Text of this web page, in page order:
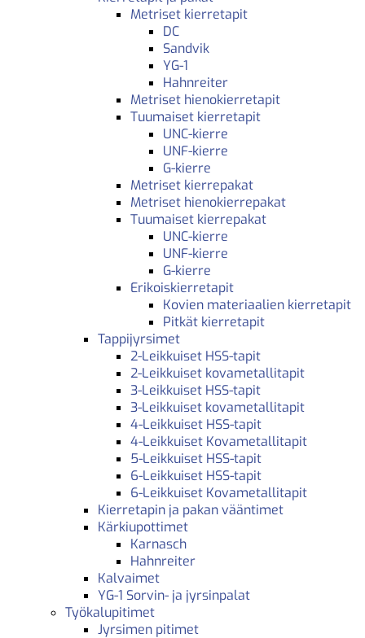
Metriset kierretapit
DC
Sandvik
YG-1
Hahnreiter
Metriset hienokierretapit
Tuumaiset kierretapit
UNC-kierre
UNF-kierre
G-kierre
Metriset kierrepakat
Metriset hienokierrepakat
Tuumaiset kierrepakat
UNC-kierre
UNF-kierre
G-kierre
Erikoiskierretapit
Kovien materiaalien kierretapit
Pitkät kierretapit
Tappijyrsimet
2-Leikkuiset HSS-tapit
2-Leikkuiset kovametallitapit
3-Leikkuiset HSS-tapit
3-Leikkuiset kovametallitapit
4-Leikkuiset HSS-tapit
4-Leikkuiset Kovametallitapit
5-Leikkuiset HSS-tapit
6-Leikkuiset HSS-tapit
6-Leikkuiset Kovametallitapit
Kierretapin ja pakan vääntimet
Kärkiupottimet
Karnasch
Hahnreiter
Kalvaimet
YG-1 Sorvin- ja jyrsinpalat
Työkalupitimet
Jyrsimen pitimet